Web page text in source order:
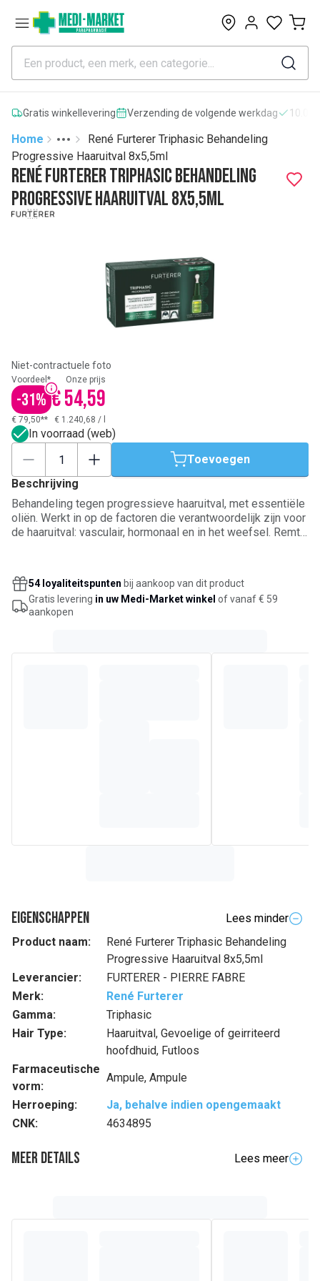
0
Gratis winkellevering Verzending de volgende werkdag
Home
More
Toggle menu
René Furterer Triphasic Behandeling
Progressive Haaruitval 8x5,5ml
René Furterer Triphasic Behandeling
Progressive Haaruitval 8x5,5ml
Niet-contractuele foto
Voordeel*
-31%
Onze prijs
€ 54,59
€ 79,50** € 1.240,68 /
In voorraad (web)
Toevoegen
Beschrijving
Behandeling tegen progressieve haaruitval, met essentiële
oliën. Werkt in op de factoren die verantwoordelijk zijn voor
de haaruitval: vasculair, hormonaal en in het weefsel. Remt
week aanbrengen. Zonder spoeling. Geschikt voor
gevoelige hoofdhuid.
54 loyaliteitspunten bij aankoop van dit product
Gratis levering in uw Medi-Market winkel of vanaf € 59
aankopen
Eigenschappen
Lees minder
Product naam:
René Furterer Triphasic Behandeling
Progressive Haaruitval 8x5,5ml
Leverancier:
FURTERER - PIERRE FABRE
Merk:
René Furterer
Gamma:
Triphasic
Hair Type:
Haaruitval, Gevoelige of geirriteerd
hoofdhuid, Futloos
Farmaceutische
vorm:
Ampule, Ampule
Herroeping:
Ja, behalve indien opengemaakt
CNK:
4634895
Meer details
Lees meer
het haar : de goreifase van het haar wordt korter, en leidt tot